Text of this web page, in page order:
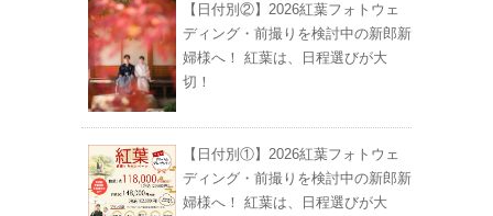
【日付別②】2026紅葉フォトウェ
ディング・前撮りを検討中の新郎新
婦様へ！ 紅葉は、日程選びが大
切！
【日付別①】2026紅葉フォトウェ
ディング・前撮りを検討中の新郎新
婦様へ！ 紅葉は、日程選びが大